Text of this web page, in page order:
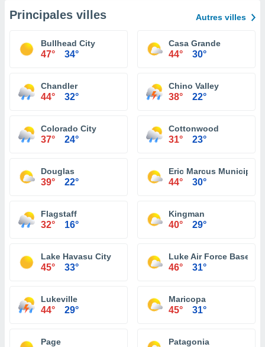
Principales villes Autres villes
Bullhead City
47° 34°
Casa Grande
44° 30°
Chandler
44° 32°
Chino Valley
38° 22°
Colorado City
37° 24°
Cottonwood
31° 23°
Douglas
39° 22°
Eric Marcus Municipal
44° 30°
Flagstaff
32° 16°
Kingman
40° 29°
Lake Havasu City
45° 33°
Luke Air Force Base
46° 31°
Lukeville
44° 29°
Maricopa
45° 31°
Page Patagonia